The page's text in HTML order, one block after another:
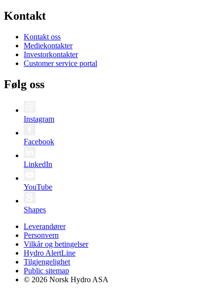
Kontakt
Kontakt oss
Mediekontakter
Investorkontakter
Customer service portal
Følg oss
Instagram
Facebook
LinkedIn
YouTube
Shapes
Leverandører
Personvern
Vilkår og betingelser
Hydro AlertLine
Tilgjengelighet
Public sitemap
© 2026 Norsk Hydro ASA